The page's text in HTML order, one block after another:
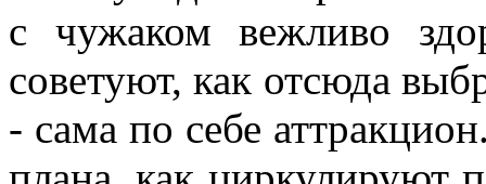
с чужаком вежливо
советуют, как отсюда
- сама по себе